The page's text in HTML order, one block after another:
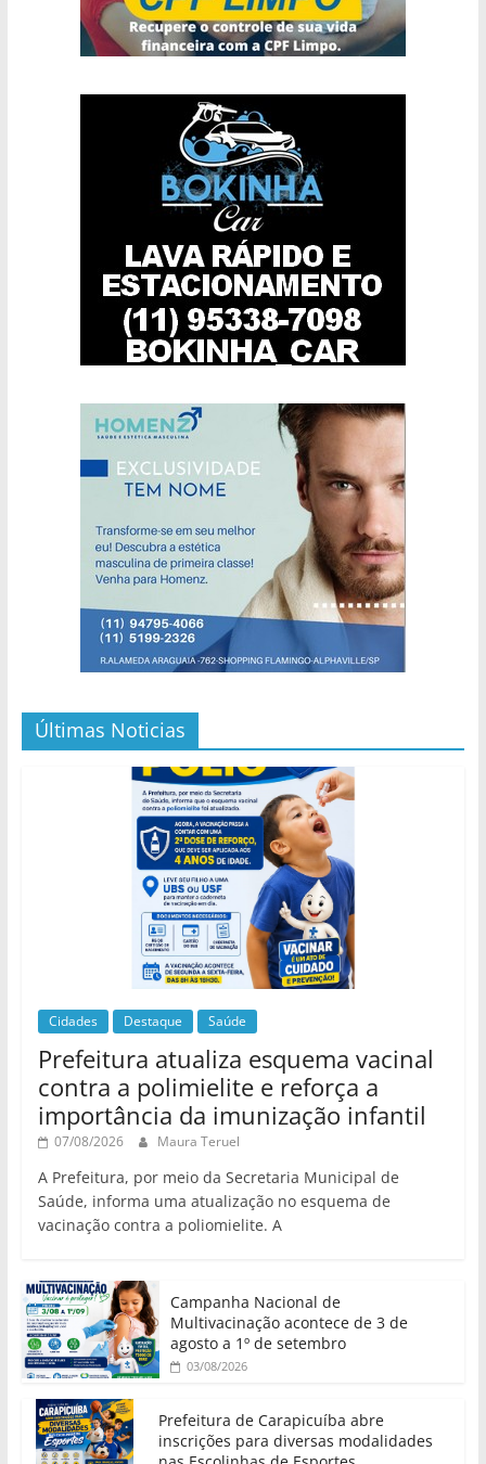
Últimas Noticias
Cidades Destaque Saúde
Prefeitura atualiza esquema vacinal
contra a polimielite e reforça a
importância da imunização infantil
07/08/2026 Maura Teruel
A Prefeitura, por meio da Secretaria Municipal de
Saúde, informa uma atualização no esquema de
vacinação contra a poliomielite. A
Campanha Nacional de
Multivacinação acontece de 3 de
agosto a 1º de setembro
03/08/2026
Prefeitura de Carapicuíba abre
inscrições para diversas modalidades